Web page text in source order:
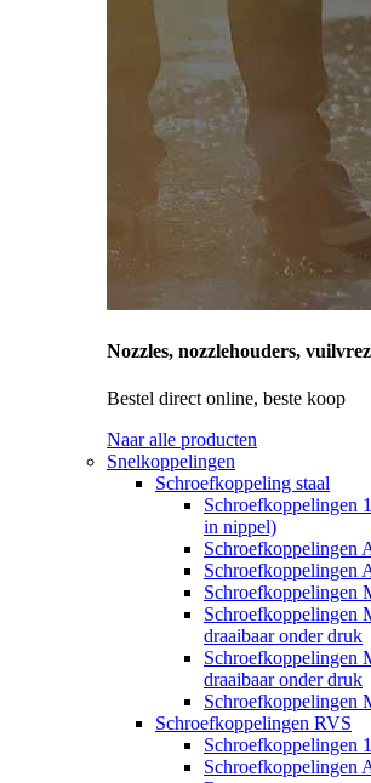
Nozzles, nozzlehouders,
Bestel direct online, beste koop
Naar alle producten
Snelkoppelingen
Schroefkoppeling staal
Schroefkoppelingen
in nippel)
Schroefkoppelingen
Schroefkoppelingen
Schroefkoppelingen
Schroefkoppelingen
draaibaar onder druk
Schroefkoppelingen
draaibaar onder druk
Schroefkoppelingen
Schroefkoppelingen RVS
Schroefkoppelingen
Schroefkoppelingen